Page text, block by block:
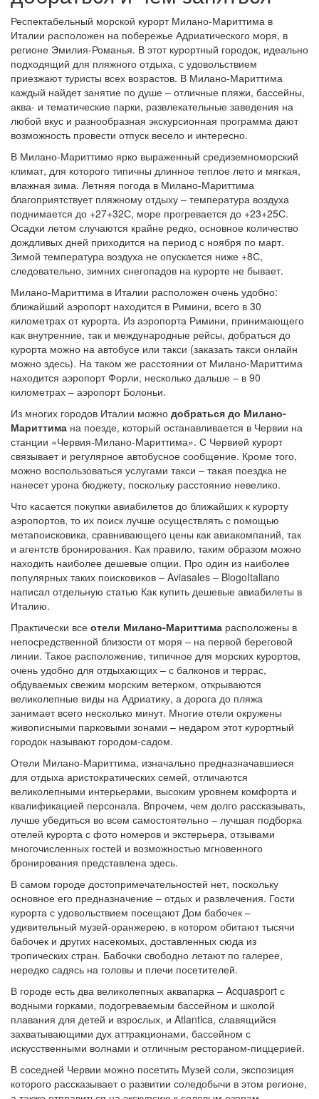
Респектабельный морской курорт Милано-Мариттима в
Италии расположен на побережье Адриатического моря, в
регионе Эмилия-Романья. В этот курортный городок, идеально
подходящий для пляжного отдыха, с удовольствием
приезжают туристы всех возрастов. В Милано-Мариттима
каждый найдет занятие по душе – отличные пляжи, бассейны,
аква- и тематические парки, развлекательные заведения на
любой вкус и разнообразная экскурсионная программа дают
возможность провести отпуск весело и интересно.
В Милано-Мариттимо ярко выраженный средиземноморский
климат, для которого типичны длинное теплое лето и мягкая,
влажная зима. Летняя погода в Милано-Мариттима
благоприятствует пляжному отдыху – температура воздуха
поднимается до +27+32С, море прогревается до +23+25С.
Осадки летом случаются крайне редко, основное количество
дождливых дней приходится на период с ноября по март.
Зимой температура воздуха не опускается ниже +8С,
следовательно, зимних снегопадов на курорте не бывает.
Милано-Мариттима в Италии расположен очень удобно:
ближайший аэропорт находится в Римини, всего в 30
километрах от курорта. Из аэропорта Римини, принимающего
как внутренние, так и международные рейсы, добраться до
курорта можно на автобусе или такси (заказать такси онлайн
можно здесь). На таком же расстоянии от Милано-Мариттима
находится аэропорт Форли, несколько дальше – в 90
километрах – аэропорт Болоньи.
Из многих городов Италии можно добраться до Милано-
Мариттима на поезде, который останавливается в Червии на
станции «Червия-Милано-Мариттима». С Червией курорт
связывает и регулярное автобусное сообщение. Кроме того,
можно воспользоваться услугами такси – такая поездка не
нанесет урона бюджету, поскольку расстояние невелико.
Что касается покупки авиабилетов до ближайших к курорту
аэропортов, то их поиск лучше осуществлять с помощью
метапоисковика, сравнивающего цены как авиакомпаний, так
и агентств бронирования. Как правило, таким образом можно
находить наиболее дешевые опции. Про один из наиболее
популярных таких поисковиков – Aviasales – BlogoItaliano
написал отдельную статью Как купить дешевые авиабилеты в
Италию.
Практически все отели Милано-Мариттима расположены в
непосредственной близости от моря – на первой береговой
линии. Такое расположение, типичное для морских курортов,
очень удобно для отдыхающих – с балконов и террас,
обдуваемых свежим морским ветерком, открываются
великолепные виды на Адриатику, а дорога до пляжа
занимает всего несколько минут. Многие отели окружены
живописными парковыми зонами – недаром этот курортный
городок называют городом-садом.
Отели Милано-Мариттима, изначально предназначавшиеся
для отдыха аристократических семей, отличаются
великолепными интерьерами, высоким уровнем комфорта и
квалификацией персонала. Впрочем, чем долго рассказывать,
лучше убедиться во всем самостоятельно – лучшая подборка
отелей курорта с фото номеров и экстерьера, отзывами
многочисленных гостей и возможностью мгновенного
бронирования представлена здесь.
В самом городе достопримечательностей нет, поскольку
основное его предназначение – отдых и развлечения. Гости
курорта с удовольствием посещают Дом бабочек –
удивительный музей-оранжерею, в котором обитают тысячи
бабочек и других насекомых, доставленных сюда из
тропических стран. Бабочки свободно летают по галерее,
нередко садясь на головы и плечи посетителей.
В городе есть два великолепных аквапарка – Acquasport с
водными горками, подогреваемым бассейном и школой
плавания для детей и взрослых, и Atlantica, славящийся
захватывающими дух аттракционами, бассейном с
искусственными волнами и отличным рестораном-пиццерией.
В соседней Червии можно посетить Музей соли, экспозиция
которого рассказывает о развитии соледобычи в этом регионе,